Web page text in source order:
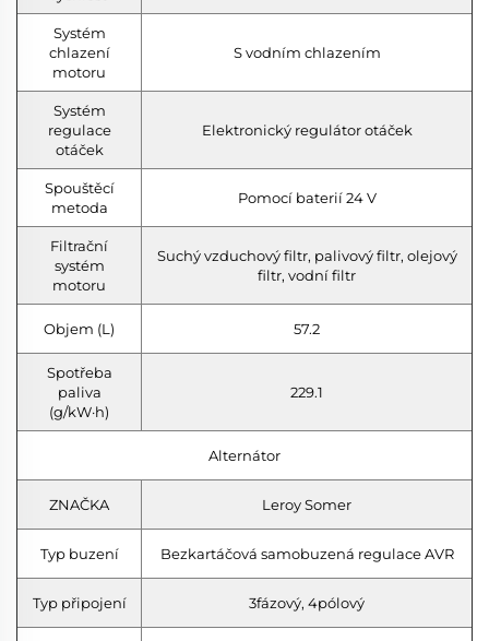
Systém
chlazení
motoru
S vodním chlazením
Systém
regulace
otáček
Elektronický regulátor otáček
Spouštěcí
metoda
Pomocí baterií 24 V
Filtrační
systém
motoru
Suchý vzduchový filtr, palivový filtr, olejový
filtr, vodní filtr
Objem (L) 57.2
Spotřeba
paliva
(g/kW·h)
229.1
Alternátor
ZNAČKA Leroy Somer
Typ buzení Bezkartáčová samobuzená regulace AVR
Typ připojení 3fázový, 4pólový